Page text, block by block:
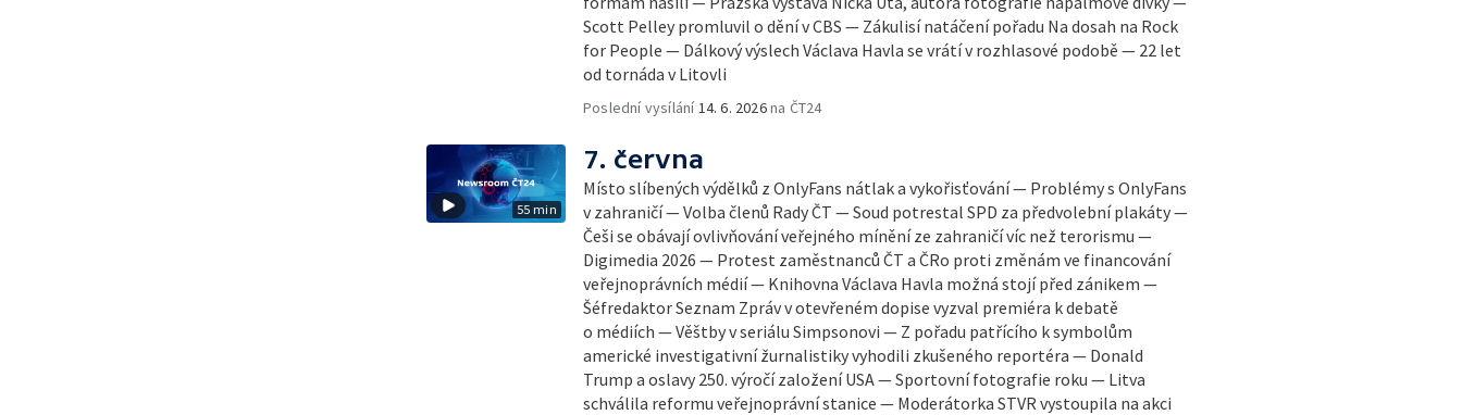
Scott Pelley promluvil o dění v CBS — Zákulisí natáčení pořadu Na dosah na Rock
for People — Dálkový výslech Václava Havla se vrátí v rozhlasové podobě — 22 let
od tornáda v Litovli
Poslední vysílání14. 6. 2026na ČT24
55 min
7. června
Místo slíbených výdělků z OnlyFans nátlak a vykořisťování — Problémy s OnlyFans
v zahraničí — Volba členů Rady ČT — Soud potrestal SPD za předvolební plakáty —
Češi se obávají ovlivňování veřejného mínění ze zahraničí víc než terorismu —
Digimedia 2026 — Protest zaměstnanců ČT a ČRo proti změnám ve financování
veřejnoprávních médií — Knihovna Václava Havla možná stojí před zánikem —
Šéfredaktor Seznam Zpráv v otevřeném dopise vyzval premiéra k debatě
o médiích — Věštby v seriálu Simpsonovi — Z pořadu patřícího k symbolům
americké investigativní žurnalistiky vyhodili zkušeného reportéra — Donald
Trump a oslavy 250. výročí založení USA — Sportovní fotografie roku — Litva
schválila reformu veřejnoprávní stanice — Moderátorka STVR vystoupila na akci